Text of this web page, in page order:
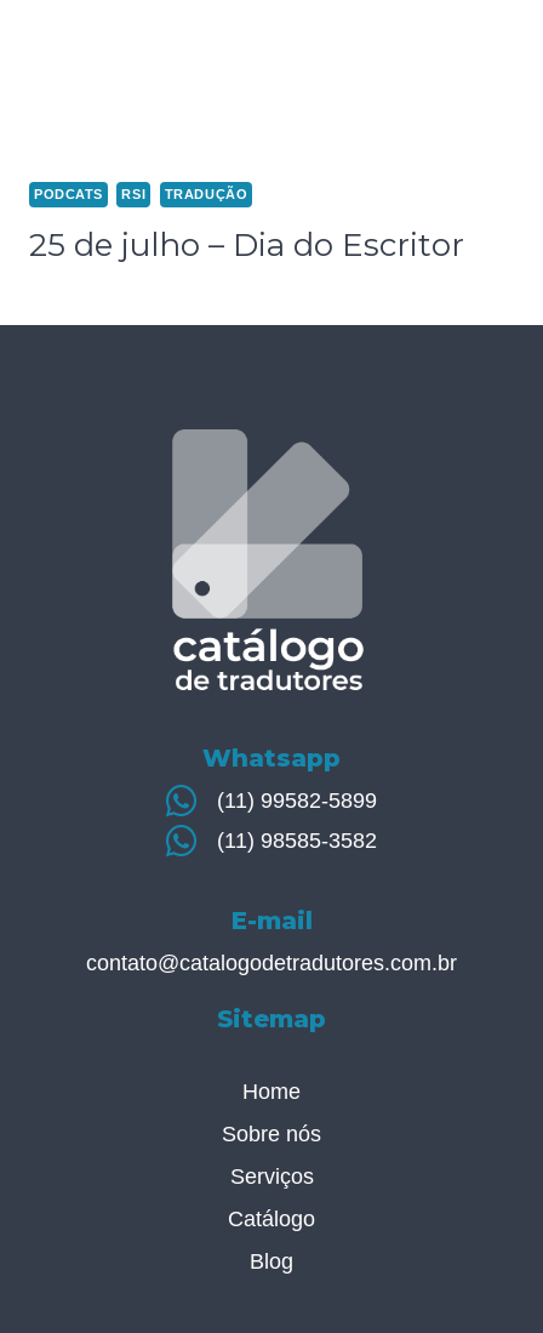
PODCATS RSI TRADUÇÃO
25 de julho – Dia do Escritor
Whatsapp
(11) 99582-5899
(11) 98585-3582
E-mail
contato@catalogodetradutores.com.br
Sitemap
Home
Sobre nós
Serviços
Catálogo
Blog